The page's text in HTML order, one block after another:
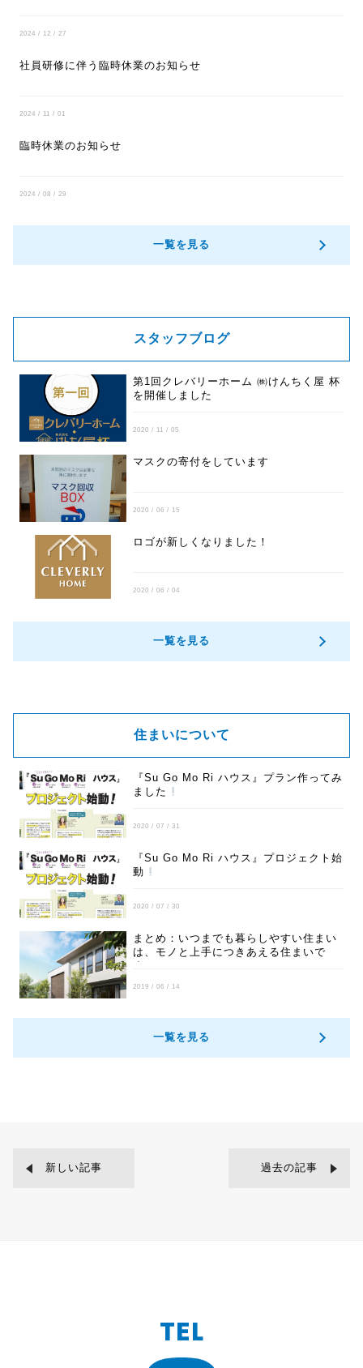
2024 / 12 / 27
社員研修に伴う臨時休業のお知らせ
2024 / 11 / 01
臨時休業のお知らせ
2024 / 08 / 29
一覧を見る
スタッフブログ
第1回クレバリーホーム ㈱けんちく屋 杯
を開催しました
2020 / 11 / 05
マスクの寄付をしています
2020 / 06 / 15
ロゴが新しくなりました！
2020 / 06 / 04
一覧を見る
住まいについて
『Su Go Mo Ri ハウス』プラン作ってみ
ました
2020 / 07 / 31
『Su Go Mo Ri ハウス』プロジェクト始
動
2020 / 07 / 30
まとめ：いつまでも暮らしやすい住まい
は、モノと上手につきあえる住まいで
す。
2019 / 06 / 14
一覧を見る
新しい記事 過去の記事
TEL